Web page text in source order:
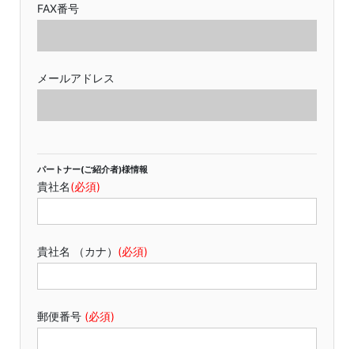
FAX番号
メールアドレス
パートナー(ご紹介者)様情報
貴社名(必須)
貴社名 （カナ） (必須)
郵便番号 (必須)